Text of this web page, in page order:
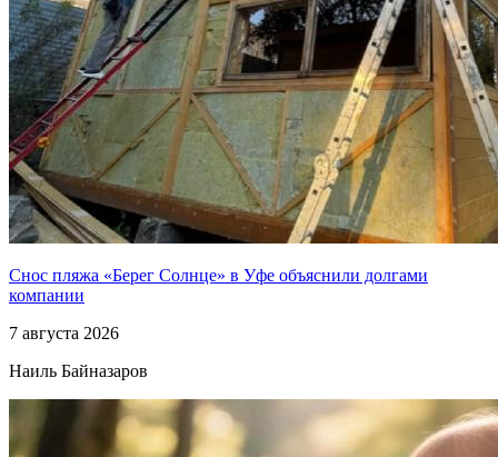
Снос пляжа «Берег Солнце» в Уфе объяснили долгами
компании
7 августа 2026
Наиль Байназаров